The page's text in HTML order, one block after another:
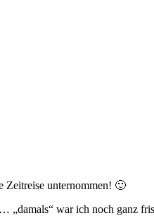
Zeitreise unternommen! 🙂
„damals“ war ich noch ganz